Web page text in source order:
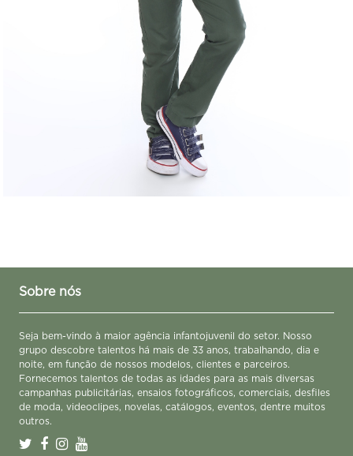
Sobre nós
Seja bem-vindo à maior agência infantojuvenil do setor. Nosso
grupo descobre talentos há mais de 33 anos, trabalhando, dia e
noite, em função de nossos modelos, clientes e parceiros.
Fornecemos talentos de todas as idades para as mais diversas
campanhas publicitárias, ensaios fotográficos, comerciais, desfiles
de moda, videoclipes, novelas, catálogos, eventos, dentre muitos
outros.